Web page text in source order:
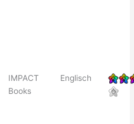
IMPACT
Books
Englisch